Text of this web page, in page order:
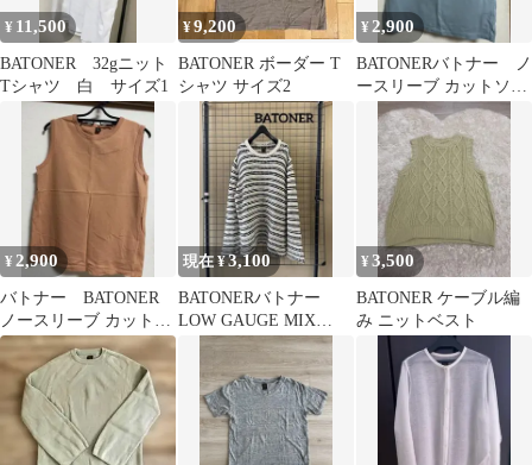
¥ 11,500
BATONER 32gニット
Tシャツ 白 サイズ1
¥9,200
BATONER ボーダー T
シャツ サイズ2
¥ 2,900
BATONERバトナー ノ
ースリーブ カットソー
ブルー系 サイズ2
¥ 2,900
バトナー BATONER
ノースリーブ カットソ
ー ベージュ サイズ2
現在 ¥3,100
BATONERバトナー
LOW GAUGE MIX
YARN CREW NECK
¥3,500
BATONER ケーブル編
み ニットベスト